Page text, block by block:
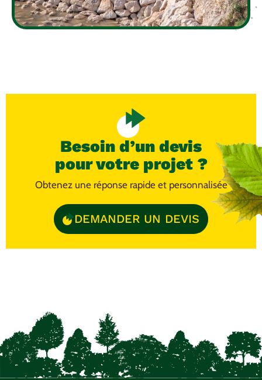
Besoin d’un devis
pour votre projet ?
Obtenez une réponse rapide et personnalisée
DEMANDER UN DEVIS